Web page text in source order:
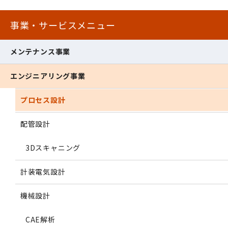
事業・サービスメニュー
メンテナンス事業
エンジニアリング事業
プロセス設計
配管設計
3Dスキャニング
計装電気設計
機械設計
CAE解析